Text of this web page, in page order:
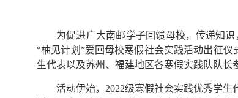
为促进广大南邮学子回馈母校， 传递知识
“柚见计划”爱回母校寒假社会实践活动出征仪
生代表以及苏州、福建地区各寒假实践队队长
活动伊始， 2022级寒假社会实践优秀学生